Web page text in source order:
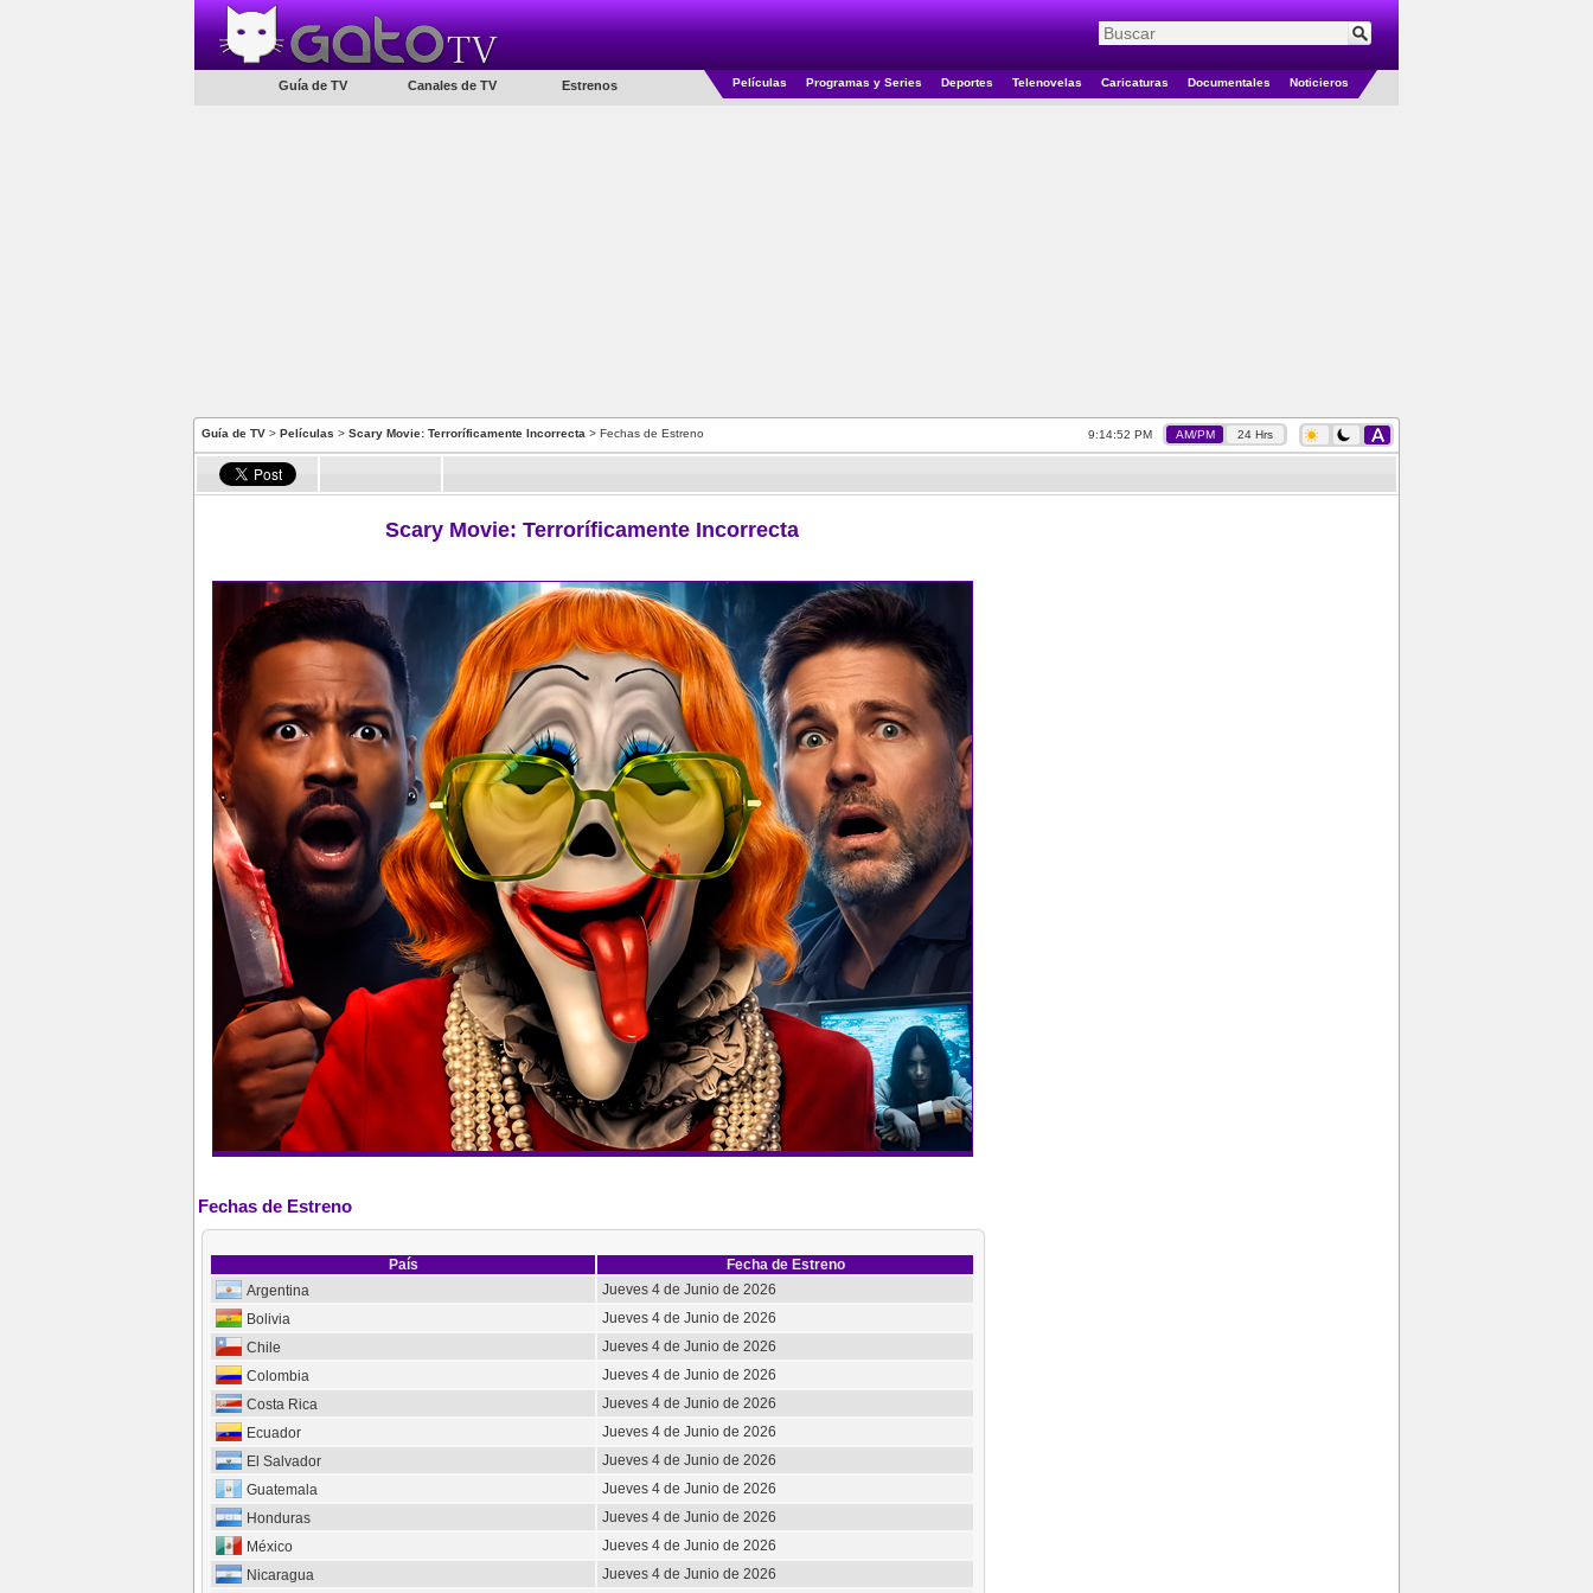
Guía de TV Canales de TV Estrenos Películas Programas y Series Deportes Telenovelas Caricaturas Documentales Noticieros
Guía de TV > Películas > Scary Movie: Terroríficamente Incorrecta > Fechas de Estreno 9:14:53 PM AM/PM 24 Hrs
Scary Movie: Terroríficamente Incorrecta
Fechas de Estreno
País
Fecha de Estreno
Argentina
Jueves 4 de Junio de 2026
Bolivia
Jueves 4 de Junio de 2026
Chile
Jueves 4 de Junio de 2026
Colombia
Jueves 4 de Junio de 2026
Costa Rica
Jueves 4 de Junio de 2026
Ecuador
Jueves 4 de Junio de 2026
El Salvador
Jueves 4 de Junio de 2026
Guatemala
Jueves 4 de Junio de 2026
Honduras
Jueves 4 de Junio de 2026
México
Jueves 4 de Junio de 2026
Nicaragua
Jueves 4 de Junio de 2026